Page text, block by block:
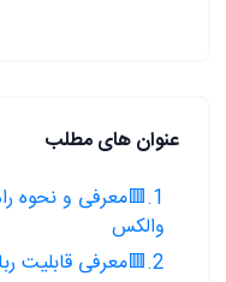
عنوان های مطلب
1.🟥معرفی و نحوه
والکس
2.🟥معرفی قابلیت ربات صرافی والکس